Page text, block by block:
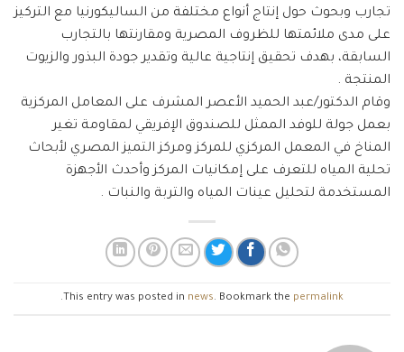
تجارب وبحوث حول إنتاج أنواع مختلفة من الساليكورنيا مع التركيز
على مدى ملائمتها للظروف المصرية ومقارنتها بالتجارب
السابقة، بهدف تحقيق إنتاجية عالية وتقدير جودة البذور والزيوت
المنتجة .
وقام الدكتور/عبد الحميد الأعصر المشرف على المعامل المركزية
بعمل جولة للوفد الممثل للصندوق الإفريقي لمقاومة تغير
المناخ في المعمل المركزي للمركز ومركز التميز المصري لأبحاث
تحلية المياه للتعرف على إمكانيات المركز وأحدث الأجهزة
المستخدمة لتحليل عينات المياه والتربة والنبات .
This entry was posted in news. Bookmark the permalink
.